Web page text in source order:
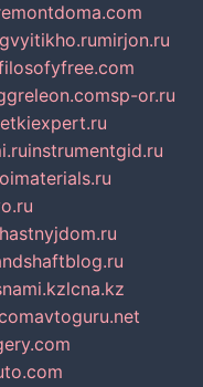
vyitikho.rumirjon.ru
greleon.comsp-or.ru
instrumentgid.ru
lcna.kz
avtoguru.net